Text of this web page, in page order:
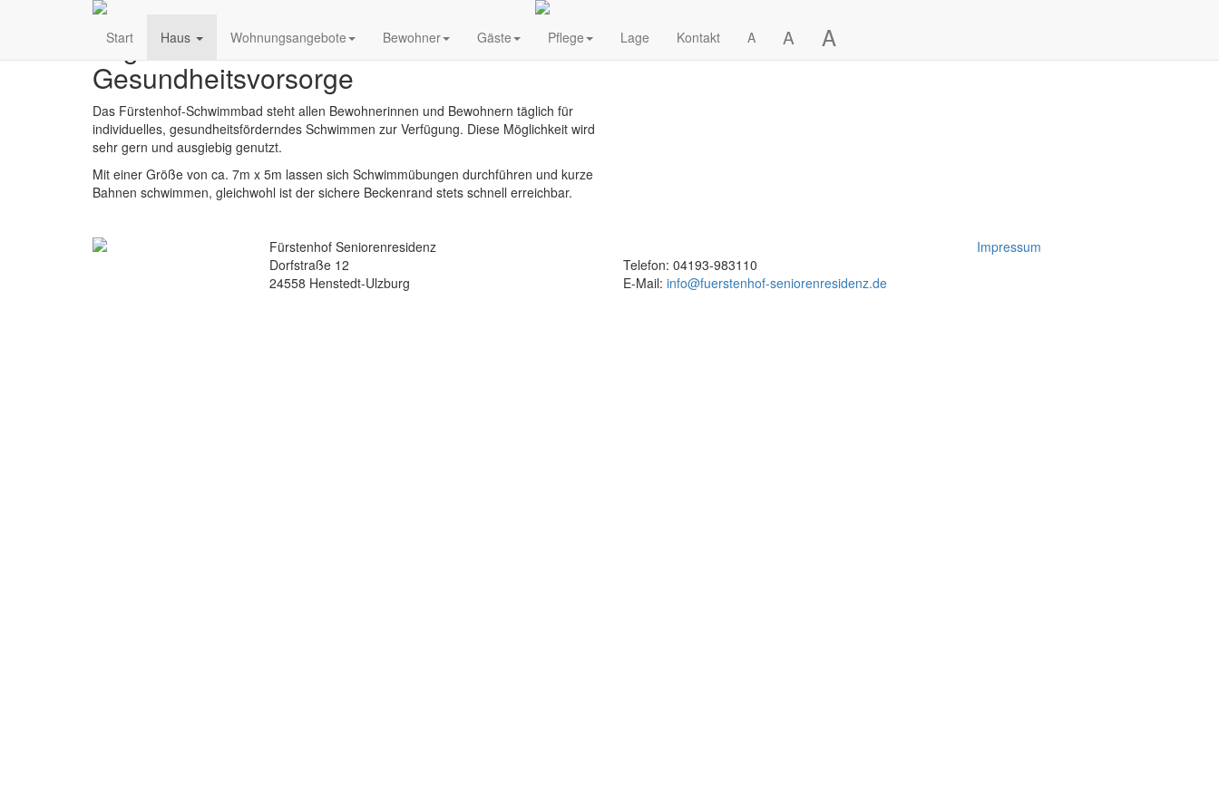
Start Haus Wohnungsangebote Bewohner Gäste Pflege Lage Kontakt A A A
Täglich schwimmen ist die beste
Gesundheitsvorsorge
Das Fürstenhof-Schwimmbad steht allen Bewohnerinnen und Bewohnern täglich für
individuelles, gesundheitsförderndes Schwimmen zur Verfügung. Diese Möglichkeit wird
sehr gern und ausgiebig genutzt.
Mit einer Größe von ca. 7m x 5m lassen sich Schwimmübungen durchführen und kurze
Bahnen schwimmen, gleichwohl ist der sichere Beckenrand stets schnell erreichbar.
Fürstenhof Seniorenresidenz
Dorfstraße 12
24558 Henstedt-Ulzburg
Telefon: 04193-983110
E-Mail: info@fuerstenhof-seniorenresidenz.de
Impressum